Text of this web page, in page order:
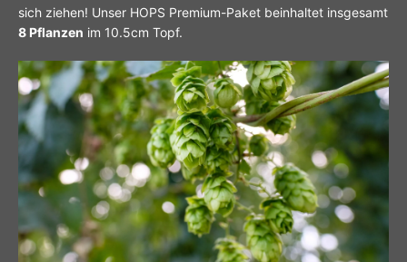
sich ziehen! Unser HOPS Premium-Paket beinhaltet insgesamt
8 Pflanzen im 10.5cm Topf.